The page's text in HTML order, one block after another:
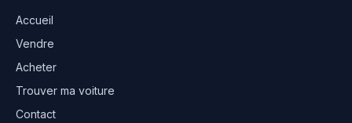
Accueil
Vendre
Acheter
Trouver ma voiture
Contact